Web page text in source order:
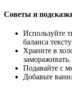
Советы и
Используйте
баланса
Храните в
замораживать.
Подавайте с
Добавьте